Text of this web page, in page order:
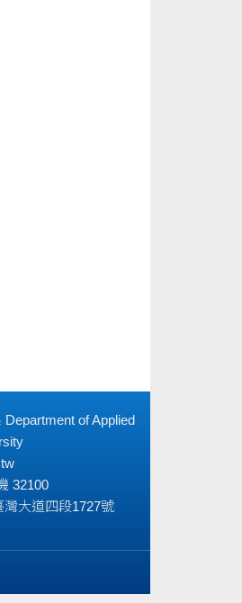
of Applied
32100
大道四段1727號